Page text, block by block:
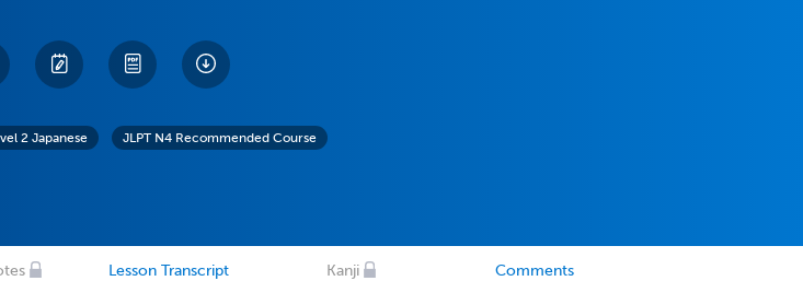
2 Japanese
JLPT N4 Recommended Course
Lesson Transcript Kanji Comments